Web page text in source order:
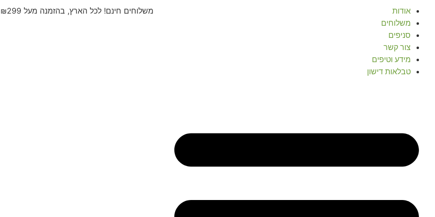
אודות
משלוחים
סניפים
צור קשר
מידע וטיפים
טבלאות דישון
משלוחים חינם! לכל הארץ, בהזמנה מעל ₪299